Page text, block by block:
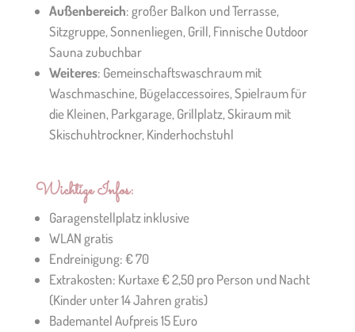
Außenbereich: großer Balkon und Terrasse,
Sitzgruppe, Sonnenliegen, Grill, Finnische Outdoor
Sauna zubuchbar
Weiteres: Gemeinschaftswaschraum mit
Waschmaschine, Bügelaccessoires, Spielraum für
die Kleinen, Parkgarage, Grillplatz, Skiraum mit
Skischuhtrockner, Kinderhochstuhl
Wichtige Infos:
Garagenstellplatz inklusive
WLAN gratis
Endreinigung: € 70
Extrakosten: Kurtaxe € 2,50 pro Person und Nacht
(Kinder unter 14 Jahren gratis)
Bademantel Aufpreis 15 Euro